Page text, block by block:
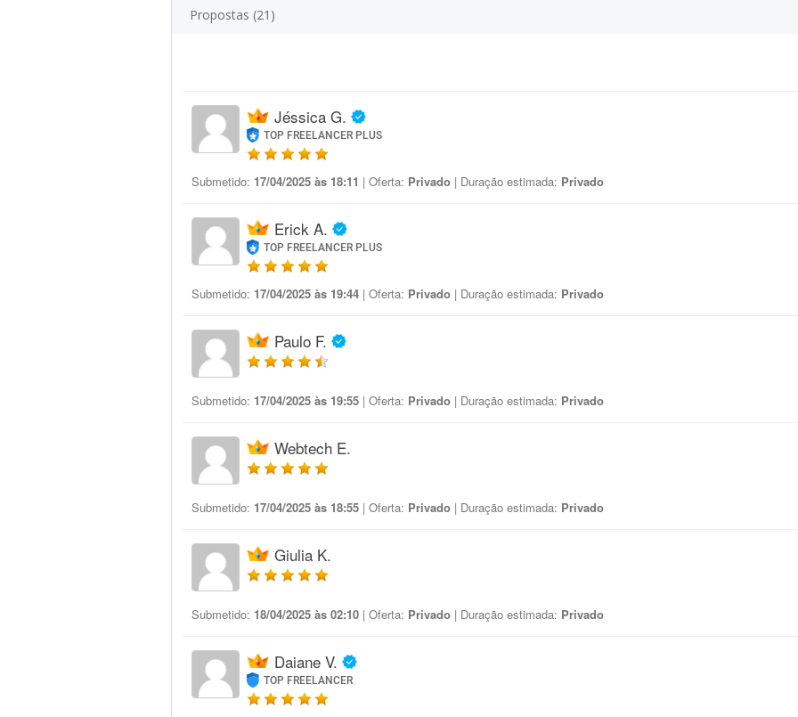
Propostas (21)
Jéssica G.
TOP FREELANCER PLUS
Submetido: 17/04/2025 às 18:11 | Oferta: Privado | Duração estimada: Privado
Erick A.
TOP FREELANCER PLUS
Submetido: 17/04/2025 às 19:44 | Oferta: Privado | Duração estimada: Privado
Paulo F.
Submetido: 17/04/2025 às 19:55 | Oferta: Privado | Duração estimada: Privado
Webtech E.
Submetido: 17/04/2025 às 18:55 | Oferta: Privado | Duração estimada: Privado
Giulia K.
Submetido: 18/04/2025 às 02:10 | Oferta: Privado | Duração estimada: Privado
Daiane V.
TOP FREELANCER